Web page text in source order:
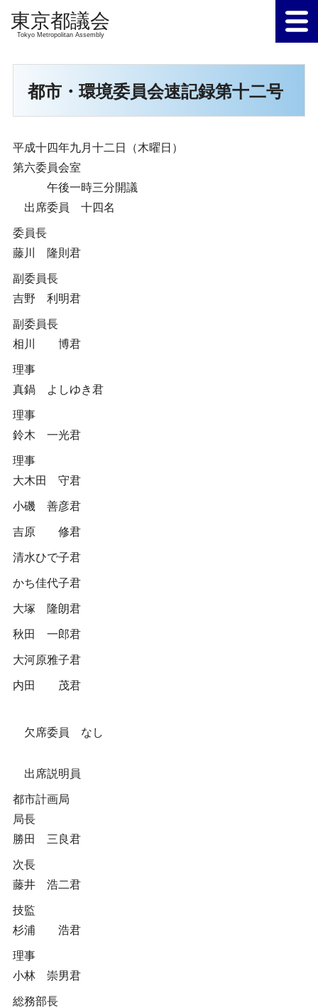
Tokyo Metropolitan Assembly
都市・環境委員会速記録第十二号
平成十四年九月十二日（木曜日）
第六委員会室
午後一時三分開議
出席委員 十四名
委員長
藤川 隆則君
副委員長
吉野 利明君
副委員長
相川 博君
理事
真鍋 よしゆき君
理事
鈴木 一光君
理事
大木田 守君
小磯 善彦君
吉原 修君
清水ひで子君
かち佳代子君
大塚 隆朗君
秋田 一郎君
大河原雅子君
内田 茂君
欠席委員 なし
出席説明員
都市計画局
局長
勝田 三良君
次長
藤井 浩二君
技監
杉浦 浩君
理事
小林 崇男君
総務部長